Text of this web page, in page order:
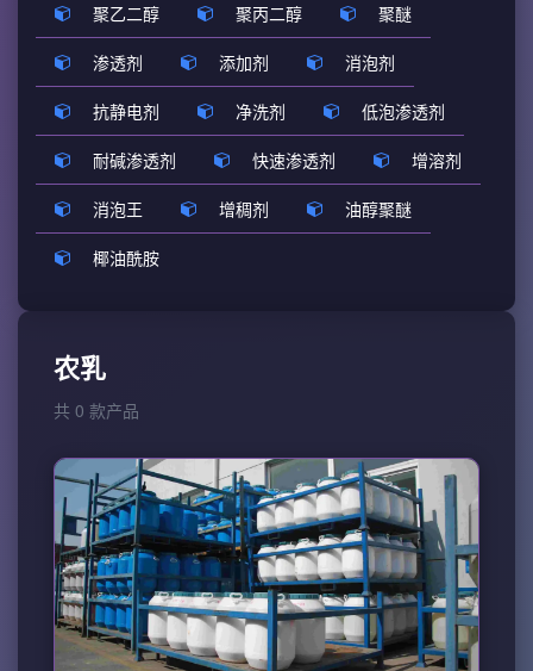
聚乙二醇 聚丙二醇 聚醚
渗透剂 添加剂 消泡剂
抗静电剂 净洗剂 低泡渗透剂
耐碱渗透剂 快速渗透剂 增溶剂
消泡王 增稠剂 油醇聚醚
椰油酰胺
农乳
共 0 款产品